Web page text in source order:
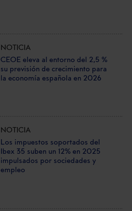
NOTICIA
CEOE eleva al entorno del 2,5 %
su previsión de crecimiento para
la economía española en 2026
NOTICIA
Los impuestos soportados del
Ibex 35 suben un 12% en 2025
impulsados por sociedades y
empleo